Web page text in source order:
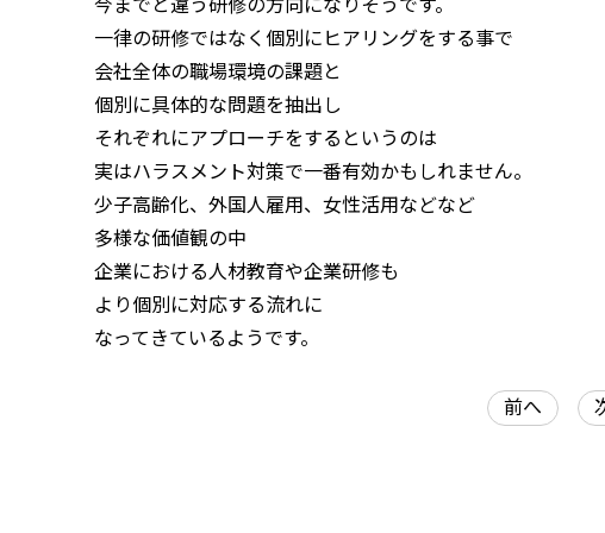
一律の研修ではなく個別にヒアリングをする事で
会社全体の職場環境の課題と
個別に具体的な問題を抽出し
それぞれにアプローチをするというのは
実はハラスメント対策で一番有効かもしれません。
少子高齢化、外国人雇用、女性活用などなど
多様な価値観の中
企業における人材教育や企業研修も
より個別に対応する流れに
なってきているようです。
前へ